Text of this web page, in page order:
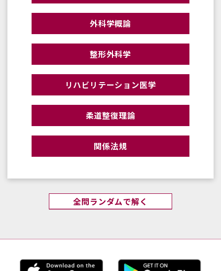
外科学概論
整形外科学
リハビリテーション医学
柔道整復理論
関係法規
全問ランダムで解く